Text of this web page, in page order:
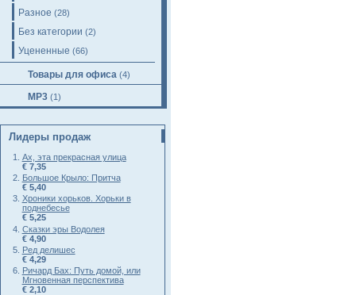
Разное (28)
Без категории (2)
Уцененные (66)
Товары для офиса (4)
MP3 (1)
Лидеры продаж
Ах, эта прекрасная улица
€ 7,35
Большое Крыло: Притча
€ 5,40
Хроники хорьков. Хорьки в
поднебесье
€ 5,25
Сказки эры Водолея
€ 4,90
Ред делишес
€ 4,29
Ричард Бах: Путь домой, или
Мгновенная перспектива
€ 2,10